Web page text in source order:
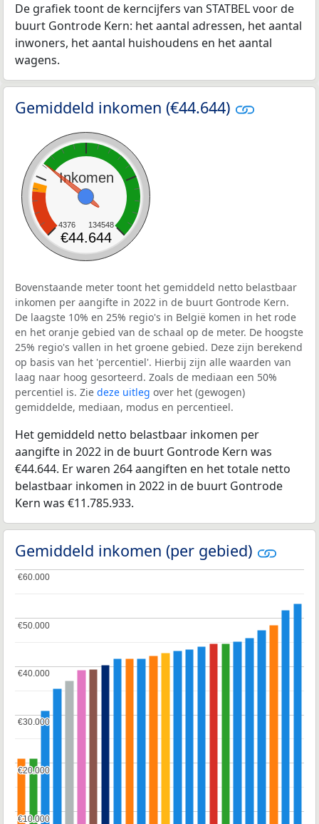
De grafiek toont de kerncijfers van STATBEL voor de
buurt Gontrode Kern: het aantal adressen, het aantal
inwoners, het aantal huishoudens en het aantal
wagens.
Gemiddeld inkomen (€44.644)
Inkomen
4376 134548
€44.644
Bovenstaande meter toont het gemiddeld netto belastbaar
inkomen per aangifte in 2022 in de buurt Gontrode Kern.
De laagste 10% en 25% regio's in België komen in het rode
en het oranje gebied van de schaal op de meter. De hoogste
25% regio's vallen in het groene gebied. Deze zijn berekend
op basis van het 'percentiel'. Hierbij zijn alle waarden van
laag naar hoog gesorteerd. Zoals de mediaan een 50%
percentiel is. Zie deze uitleg over het (gewogen)
gemiddelde, mediaan, modus en percentieel.
Het gemiddeld netto belastbaar inkomen per
aangifte in 2022 in de buurt Gontrode Kern was
€44.644. Er waren 264 aangiften en het totale netto
belastbaar inkomen in 2022 in de buurt Gontrode
Kern was €11.785.933.
Gemiddeld inkomen (per gebied)
€10.000
€10.000
€20.000
€20.000
€30.000
€30.000
€40.000
€40.000
€50.000
€50.000
€60.000
€60.000